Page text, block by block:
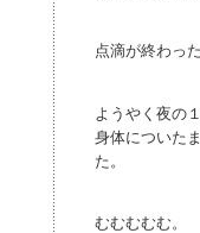
点滴が終わっ
ようやく夜の
身体についた
た。
むむむむむ。